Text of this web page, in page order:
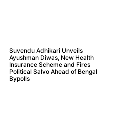
Suvendu Adhikari Unveils
Ayushman Diwas, New Health
Insurance Scheme and Fires
Political Salvo Ahead of Bengal
Bypolls